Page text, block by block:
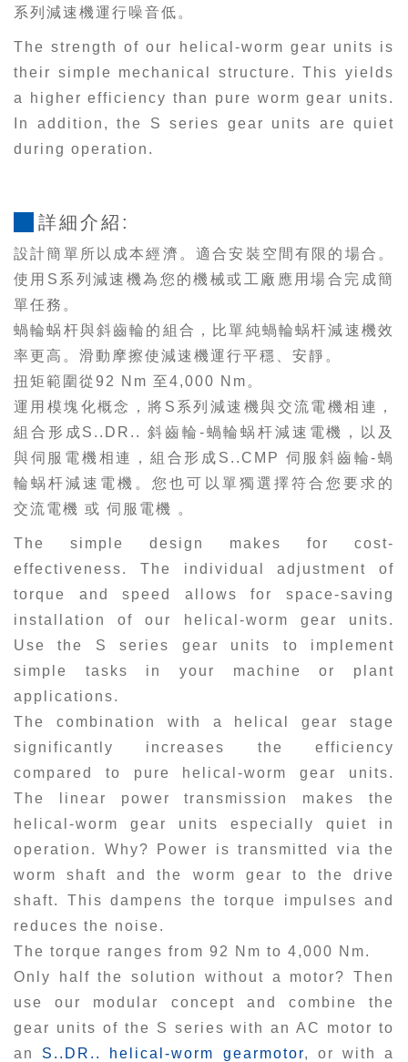
系列減速機運行噪音低。
The strength of our helical-worm gear units is
their simple mechanical structure. This yields
a higher efficiency than pure worm gear units.
In addition, the S series gear units are quiet
during operation.
詳細介紹:
設計簡單所以成本經濟。適合安裝空間有限的場合。
使用S系列減速機為您的機械或工廠應用場合完成簡
單任務。
蝸輪蜗杆與斜齒輪的組合，比單純蝸輪蜗杆減速機效
率更高。滑動摩擦使減速機運行平穩、安靜。
扭矩範圍從92 Nm 至4,000 Nm。
運用模塊化概念，將S系列減速機與交流電機相連，
組合形成S..DR.. 斜齒輪-蝸輪蜗杆減速電機，以及
與伺服電機相連，組合形成S..CMP 伺服斜齒輪-蝸
輪蜗杆減速電機。您也可以單獨選擇符合您要求的
交流電機 或 伺服電機 。
The simple design makes for cost-
effectiveness. The individual adjustment of
torque and speed allows for space-saving
installation of our helical-worm gear units.
Use the S series gear units to implement
simple tasks in your machine or plant
applications.
The combination with a helical gear stage
significantly increases the efficiency
compared to pure helical-worm gear units.
The linear power transmission makes the
helical-worm gear units especially quiet in
operation. Why? Power is transmitted via the
worm shaft and the worm gear to the drive
shaft. This dampens the torque impulses and
reduces the noise.
The torque ranges from 92 Nm to 4,000 Nm.
Only half the solution without a motor? Then
use our modular concept and combine the
gear units of the S series with an AC motor to
an S..DR.. helical-worm gearmotor, or with a